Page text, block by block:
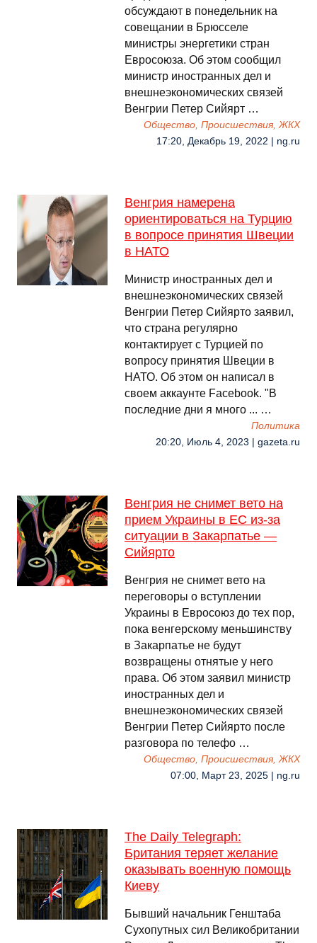
обсуждают в понедельник на
совещании в Брюсселе
министры энергетики стран
Евросоюза. Об этом сообщил
министр иностранных дел и
внешнеэкономических связей
Венгрии Петер Сийярт …
Общество, Происшествия, ЖКХ
17:20, Декабрь 19, 2022 | ng.ru
Венгрия намерена
ориентироваться на Турцию
в вопросе принятия Швеции
в НАТО
Министр иностранных дел и
внешнеэкономических связей
Венгрии Петер Сийярто заявил,
что страна регулярно
контактирует с Турцией по
вопросу принятия Швеции в
НАТО. Об этом он написал в
своем аккаунте Facebook. "В
последние дни я много ... …
Политика
20:20, Июль 4, 2023 | gazeta.ru
Венгрия не снимет вето на
прием Украины в ЕС из-за
ситуации в Закарпатье —
Сийярто
Венгрия не снимет вето на
переговоры о вступлении
Украины в Евросоюз до тех пор,
пока венгерскому меньшинству
в Закарпатье не будут
возвращены отнятые у него
права. Об этом заявил министр
иностранных дел и
внешнеэкономических связей
Венгрии Петер Сийярто после
разговора по телефо …
Общество, Происшествия, ЖКХ
07:00, Март 23, 2025 | ng.ru
The Daily Telegraph:
Британия теряет желание
оказывать военную помощь
Киеву
Бывший начальник Генштаба
Сухопутных сил Великобритании